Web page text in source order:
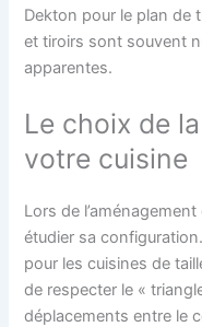
Dekton pour le plan de
et tiroirs sont souvent
apparentes.
Le choix de
votre cuisine
Lors de
étudier sa
pour les cuisines de
de respecter le «
déplacements entre le